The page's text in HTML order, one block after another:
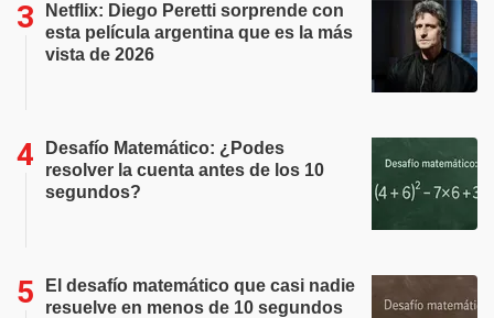
Netflix: Diego Peretti sorprende con
esta película argentina que es la más
vista de 2026
Desafío Matemático: ¿Podes
resolver la cuenta antes de los 10
segundos?
El desafío matemático que casi nadie
resuelve en menos de 10 segundos